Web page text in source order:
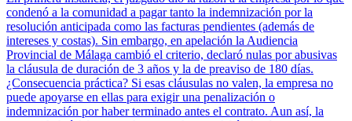
condenó a la comunidad a pagar tanto la indemnización por la
resolución anticipada como las facturas pendientes (además de
intereses y costas). Sin embargo, en apelación la Audiencia
Provincial de Málaga cambió el criterio, declaró nulas por abusivas
la cláusula de duración de 3 años y la de preaviso de 180 días.
¿Consecuencia práctica? Si esas cláusulas no valen, la empresa no
puede apoyarse en ellas para exigir una penalización o
indemnización por haber terminado antes el contrato. Aun así, la